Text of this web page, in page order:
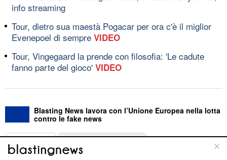
info streaming
Tour, dietro sua maestà Pogacar per ora c'è il miglior
Evenepoel di sempre VIDEO
Tour, Vingegaard la prende con filosofia: 'Le cadute
fanno parte del gioco' VIDEO
Blasting News lavora con l’Unione Europea nella lotta
contro le fake news
ABOUT